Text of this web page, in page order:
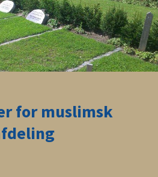
for muslimsk